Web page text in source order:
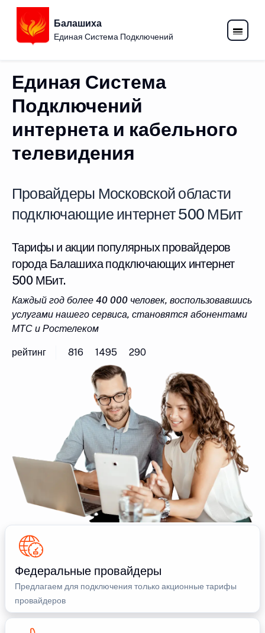
Балашиха
Единая Система Подключений
Единая Система
Подключений
интернета и кабельного
телевидения
Провайдеры Московской области
подключающие интернет 500 МБит
Тарифы и акции популярных провайдеров
города Балашиха подключающих интернет
500 МБит.
Каждый год более 40 000 человек, воспользовавшись
услугами нашего сервиса, становятся абонентами
МТС и Ростелеком
рейтинг 816 1495 290
Федеральные провайдеры
Предлагаем для подключения только акционные тарифы
провайдеров